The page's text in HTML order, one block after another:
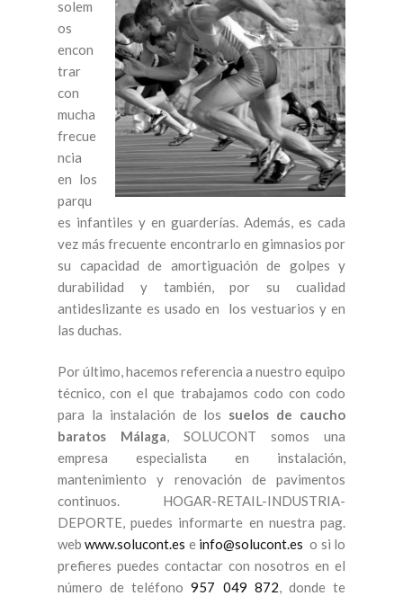
solem
os
encon
trar
con
mucha
frecue
ncia
en los
parqu
es infantiles y en guarderías. Además, es cada
vez más frecuente encontrarlo en gimnasios por
su capacidad de amortiguación de golpes y
durabilidad y también, por su cualidad
antideslizante es usado en los vestuarios y en
las duchas.
Por último, hacemos referencia a nuestro equipo
técnico, con el que trabajamos codo con codo
para la instalación de los suelos de caucho
baratos Málaga, SOLUCONT somos una
empresa especialista en instalación,
mantenimiento y renovación de pavimentos
continuos. HOGAR-RETAIL-INDUSTRIA-
DEPORTE, puedes informarte en nuestra pag.
webwww.solucont.es e info@solucont.es o si lo
prefieres puedes contactar con nosotros en el
número de teléfono957 049 872, donde te